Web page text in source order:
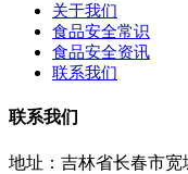
关于我们
食品安全常识
食品安全资讯
联系我们
联系我们
地址：吉林省长春市宽